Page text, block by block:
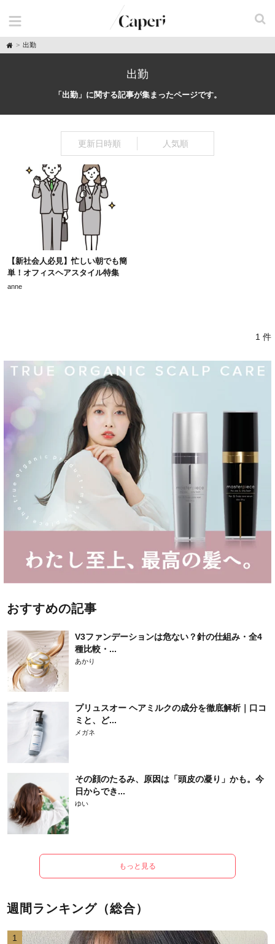
H
o
出勤
出勤
「出勤」に関する記事が集まったページです。
更新日時順 人気順
【新社会人必見】忙しい朝でも簡
単！オフィスヘアスタイル特集
anne
1 件
おすすめの記事
V3ファンデーションは危ない？針の仕組み・全4
種比較・...
あかり
プリュスオー ヘアミルクの成分を徹底解析｜口コ
ミと、ど...
メガネ
その顔のたるみ、原因は「頭皮の凝り」かも。今
日からでき...
ゆい
もっと見る
週間ランキング（総合）
1